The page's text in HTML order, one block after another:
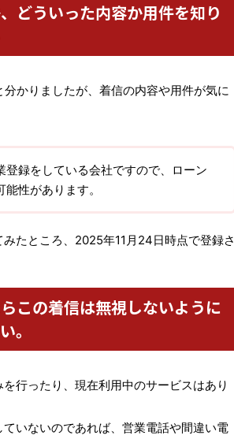
どういった内容か用件を知り
かりましたが、着信の内容や用件が気に
録をしている会社ですので、ローン
性があります。
たところ、2025年11月24日時点で登録さ
この着信は無視しないように
。
行ったり、現在利用中のサービスはあり
いないのであれば、営業電話や間違い電